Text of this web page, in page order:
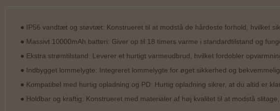
● IP56 vandtæt og støvtæt: Konstrueret til at modstå de hårdeste forhold, hvilket
● Massivt 10000mAh batteri: Giver op til 18 timers varme i standardtilstand og
● Ekstra strømtilstand: Leverer et hurtigt varmeudbrud, hvilket fordobler
● Indbygget lommelygte: Integreret lommelygte for øget sikkerhed og
● Kompatibel med hurtig opladning og PD: Hurtig opladning sikrer, at du altid er
● Holdbar og kraftig: Konstrueret med materialer af høj kvalitet til at modstå